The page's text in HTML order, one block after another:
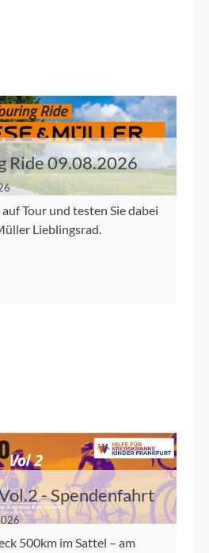
Ride 09.08.2026
Tour und testen Sie dabei
Lieblingsrad.
- Spendenfahrt
500km im Sattel – am